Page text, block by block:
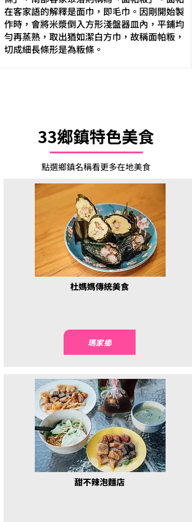
在客家語的解釋是面巾，即毛巾。因剛開始製
作時，會將米漿倒入方形淺盤器皿內，平鋪均
勻再蒸熟，取出猶如潔白方巾，故稱面帕粄，
切成細長條形是為粄條。
33鄉鎮特色美食
​點選鄉鎮名稱看更多在地美食
杜媽媽傳統美食
瑪家鄉
甜不辣泡麵店